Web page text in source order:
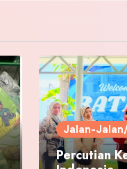
Jalan-
Percutian